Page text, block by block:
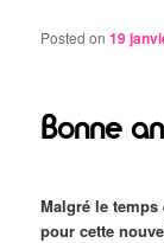
Navigation
Bonne
Posted on19
Malgré le
pour cette